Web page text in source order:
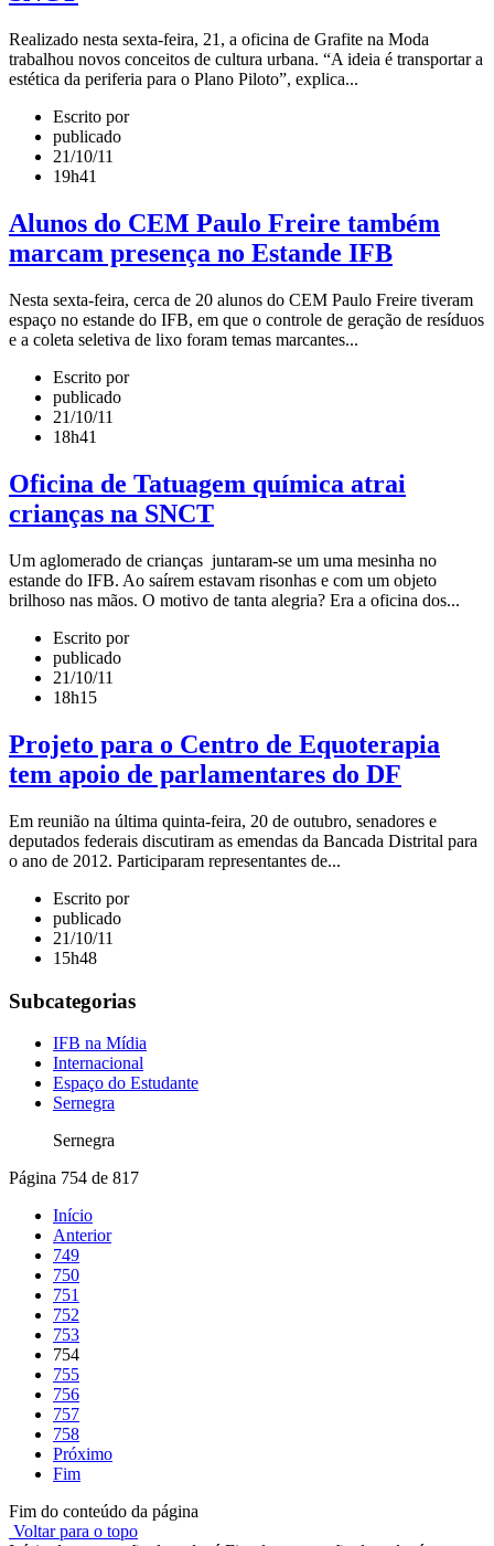
Realizado nesta sexta-feira, 21, a oficina de Grafite na Moda
trabalhou novos conceitos de cultura urbana. “A ideia é transportar a
estética da periferia para o Plano Piloto”, explica...
Escrito por
publicado
21/10/11
19h41
Alunos do CEM Paulo Freire também
marcam presença no Estande IFB
Nesta sexta-feira, cerca de 20 alunos do CEM Paulo Freire tiveram
espaço no estande do IFB, em que o controle de geração de resíduos
e a coleta seletiva de lixo foram temas marcantes...
Escrito por
publicado
21/10/11
18h41
Oficina de Tatuagem química atrai
crianças na SNCT
Um aglomerado de crianças juntaram-se um uma mesinha no
estande do IFB. Ao saírem estavam risonhas e com um objeto
brilhoso nas mãos. O motivo de tanta alegria? Era a oficina dos...
Escrito por
publicado
21/10/11
18h15
Projeto para o Centro de Equoterapia
tem apoio de parlamentares do DF
Em reunião na última quinta-feira, 20 de outubro, senadores e
deputados federais discutiram as emendas da Bancada Distrital para
o ano de 2012. Participaram representantes de...
Escrito por
publicado
21/10/11
15h48
Subcategorias
IFB na Mídia
Internacional
Espaço do Estudante
Sernegra
Sernegra
Página 754 de 817
Início
Anterior
749
750
751
752
753
754
755
756
757
758
Próximo
Fim
Fim do conteúdo da página
Voltar para o topo